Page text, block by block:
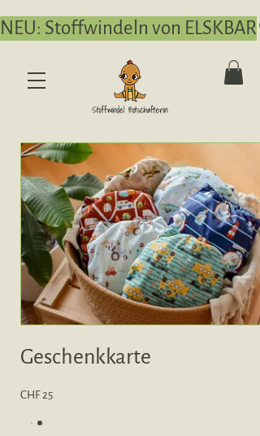
NEU: Stoffwindeln von ELSKBAR
Geschenkkarte
CHF 25